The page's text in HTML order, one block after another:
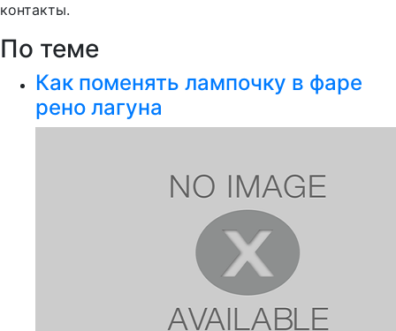
контакты.
По теме
Как поменять лампочку в фаре
рено лагуна